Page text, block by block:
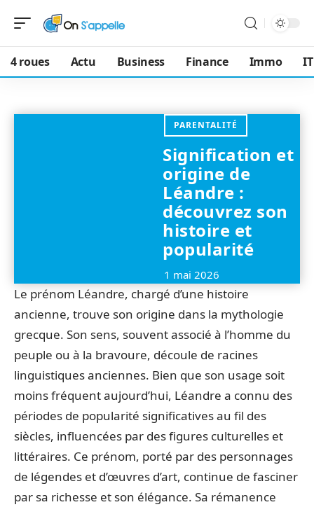
4 roues Actu Business Finance Immo IT
PARENTALITÉ
Signification et
origine de
Léandre :
découvrez son
histoire et
popularité
1 mai 2026
Le prénom Léandre, chargé d’une histoire
ancienne, trouve son origine dans la mythologie
grecque. Son sens, souvent associé à l’homme du
peuple ou à la bravoure, découle de racines
linguistiques anciennes. Bien que son usage soit
moins fréquent aujourd’hui, Léandre a connu des
périodes de popularité significatives au fil des
siècles, influencées par des figures culturelles et
littéraires. Ce prénom, porté par des personnages
de légendes et d’œuvres d’art, continue de fasciner
par sa richesse et son élégance. Sa rémanence